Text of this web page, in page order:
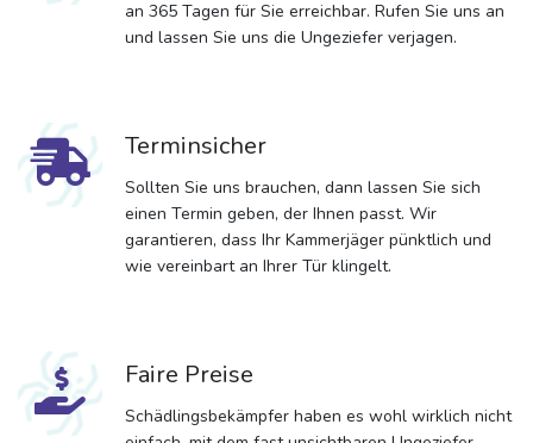
an 365 Tagen für Sie erreichbar. Rufen Sie uns an
und lassen Sie uns die Ungeziefer verjagen.
Terminsicher
Sollten Sie uns brauchen, dann lassen Sie sich
einen Termin geben, der Ihnen passt. Wir
garantieren, dass Ihr Kammerjäger pünktlich und
wie vereinbart an Ihrer Tür klingelt.
Faire Preise
Schädlingsbekämpfer haben es wohl wirklich nicht